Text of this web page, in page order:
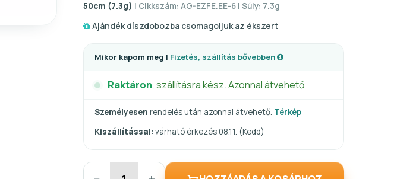
50cm (7.3g) | Cikkszám: AG-EZFE.EE-6 | Súly: 7.3g
Ajándék díszdobozba csomagoljuk az ékszert
Mikor kapom meg | Fizetés, szállítás bővebben
Raktáron, szállításra kész. Azonnal átvehető
Személyesen rendelés után azonnal átvehető. Térkép
Kiszállítással: várható érkezés 08.11. (Kedd)